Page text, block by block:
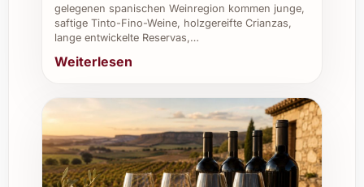
gelegenen spanischen Weinregion kommen junge,
saftige Tinto-Fino-Weine, holzgereifte Crianzas,
lange entwickelte Reservas,…
Weiterlesen